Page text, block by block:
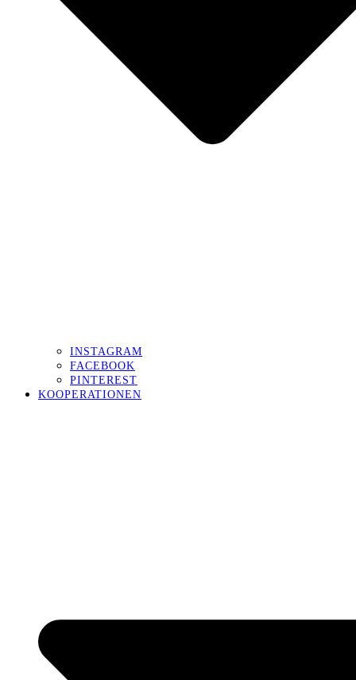
INSTAGRAM
FACEBOOK
PINTEREST
KOOPERATIONEN